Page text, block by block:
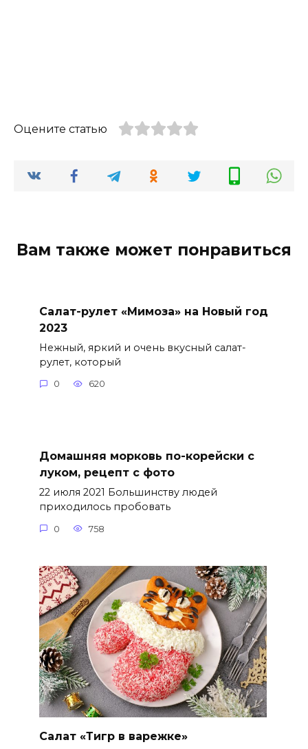
Оцените статью
Вам также может понравиться
Салат-рулет «Мимоза» на Новый год
2023
Нежный, яркий и очень вкусный салат-
рулет, который
0 620
Домашняя морковь по-корейски с
луком, рецепт с фото
22 июля 2021 Большинству людей
приходилось пробовать
0 758
Салат «Тигр в варежке»